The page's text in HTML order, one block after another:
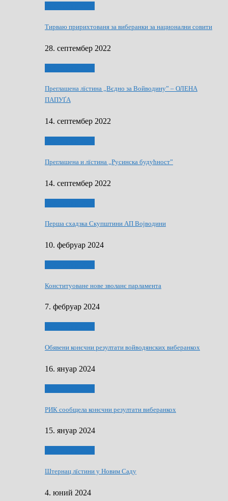
Тирваю пририхтованя за виберанки за национални совити
28. септембер 2022
Преглашена лїстина „Вєдно за Войводину” – ОЛЕНА
ПАПУҐА
14. септембер 2022
Преглашена и лїстина „Русинска будућност”
14. септембер 2022
Перша схадзка Скупштини АП Војводини
10. фебруар 2024
Конституоване нове зволанє парламентa
7. фебруар 2024
Обявени конєчни резултати войводянских виберанкох
16. януар 2024
РИК сообщела конєчни резултати виберанкох
15. януар 2024
Штернац лїстини у Новим Саду
4. юний 2024